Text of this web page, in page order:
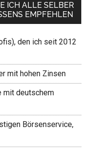
ICH ALLE SELBER
EMPFEHLEN
den ich seit 2012
mit hohen Zinsen
mit deutschem
Börsenservice,